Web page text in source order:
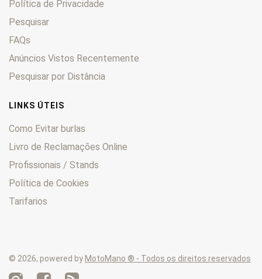
KLR 0
KLV
KM 0
KMX
KVF 0
LTD 0
Mach 0
Mojave 0
Mule 0
Ninja
VN 0
Voyager 0
Política de Privacidade
Pesquisar
FAQs
Anúncios Vistos Recentemente
Pesquisar por Distância
LINKS ÚTEIS
Como Evitar burlas
Livro de Reclamações Online
Profissionais / Stands
Política de Cookies
Tarifarios
© 2026, powered by MotoMano ® - Todos os direitos reservados